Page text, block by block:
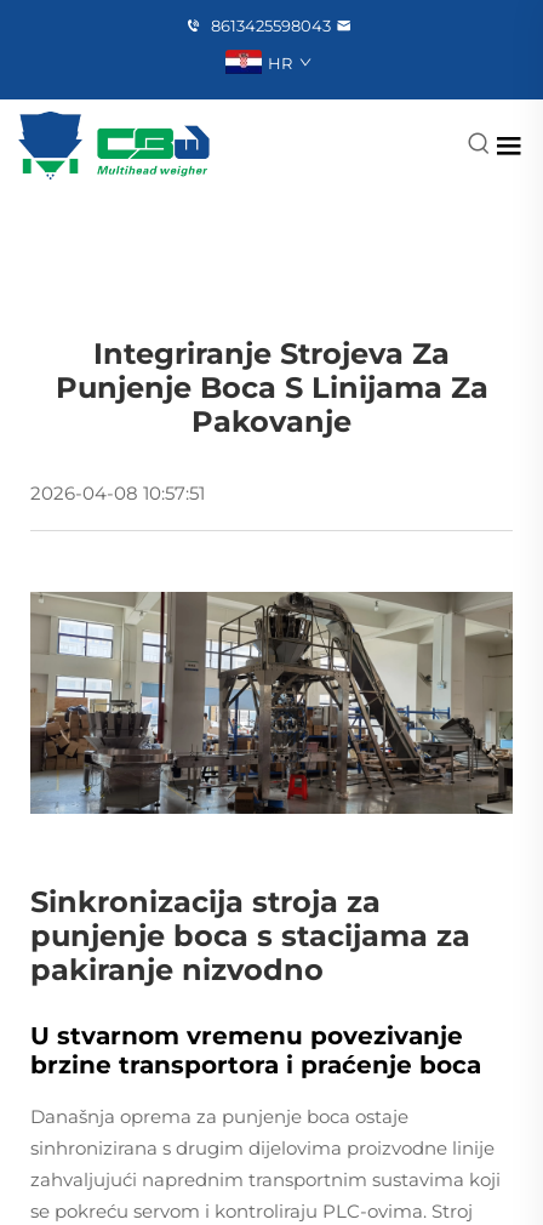
8613425598043
HR
Integriranje Strojeva Za
Punjenje Boca S Linijama Za
Pakovanje
2026-04-08 10:57:51
Sinkronizacija stroja za
punjenje boca s stacijama za
pakiranje nizvodno
U stvarnom vremenu povezivanje
brzine transportora i praćenje boca
Današnja oprema za punjenje boca ostaje
sinhronizirana s drugim dijelovima proizvodne linije
zahvaljujući naprednim transportnim sustavima koji
se pokreću servom i kontroliraju PLC-ovima. Stroj